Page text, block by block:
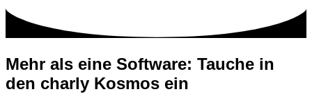
Mehr als eine Software: Tauche in
den charly Kosmos ein